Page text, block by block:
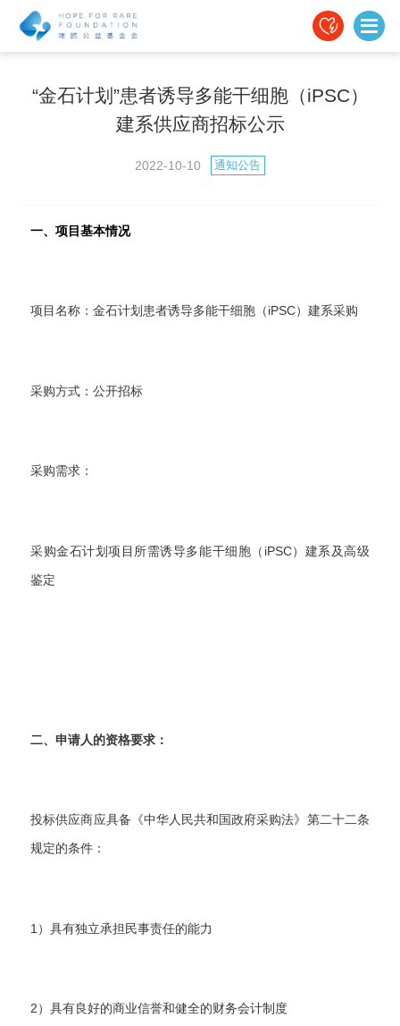
“金石计划”患者诱导多能干细胞（iPSC）
建系供应商招标公示
2022-10-10 通知公告
一、项目基本情况
项目名称：金石计划患者诱导多能干细胞（iPSC）建系采购
采购方式：公开招标
采购需求：
采购金石计划项目所需诱导多能干细胞（iPSC）建系及高级
鉴定
二、申请人的资格要求：
投标供应商应具备《中华人民共和国政府采购法》第二十二条
规定的条件：
1）具有独立承担民事责任的能力
2）具有良好的商业信誉和健全的财务会计制度